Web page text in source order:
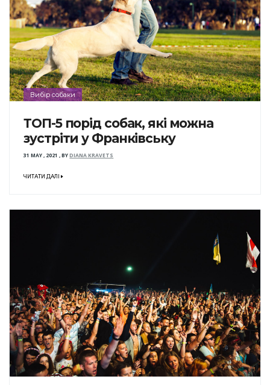
Вибір собаки
ТОП-5 порід собак, які можна
зустріти у Франківську
31 MAY , 2021 ,BYDIANA KRAVETS
ЧИТАТИ ДАЛІ